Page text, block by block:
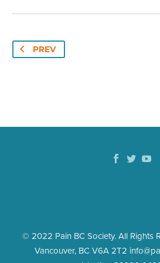
PREV
© 2022 Pain BC Society. All Rights
Vancouver, BC V6A 2T2